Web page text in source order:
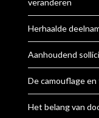
Herhaalde
Aanhoudend
De camouflage
Het belang van